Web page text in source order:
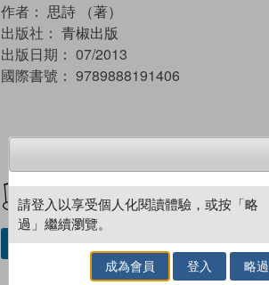
作者： 思詩 （著）
出版社： 青椒出版
出版日期： 07/2013
國際書號： 9789888191406
加入閱讀紀錄
借閱實體書
請登入以享受個人化閱讀體驗，或按「略
過」繼續瀏覽。
成為會員 登入 略過